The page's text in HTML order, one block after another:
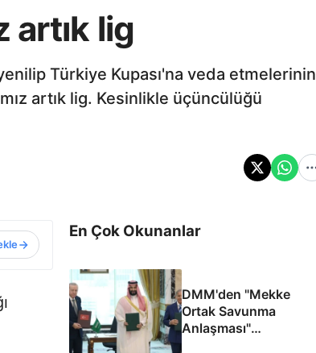
artık lig
Türkiye Kupası'na veda etmelerinin
artık lig. Kesinlikle üçüncülüğü
En Çok Okunanlar
DMM'den "Mekke
Ortak Savunma
Anlaşması"
iddialarına yalanlama